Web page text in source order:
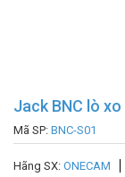
Jack BNC lò xo
Mã SP: BNC-S01
Hãng SX: ONECAM